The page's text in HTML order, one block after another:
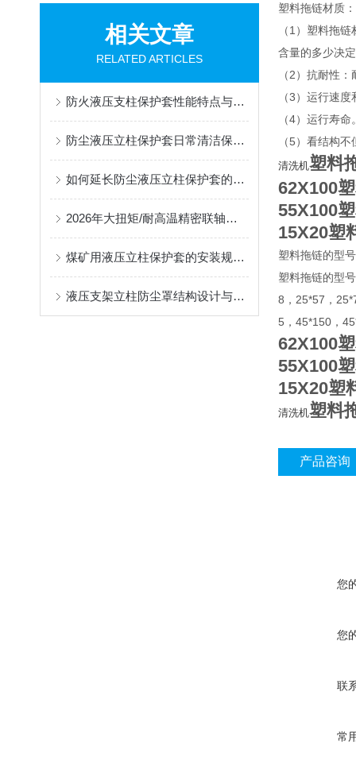
相关文章
RELATED ARTICLES
防火液压支柱保护套性能特点与阻燃防护应用
防尘液压立柱保护套日常清洁保养与更换规范
如何延长防尘液压立柱保护套的使用寿命？
2026年大扭矩/耐高温精密联轴器定制找哪家？能实现精准定制的优质厂家盘点
煤矿用液压立柱保护套的安装规范与使用寿命提升方案
液压支架立柱防尘罩结构设计与密封防护原理
塑料拖链材质：
（1）塑料拖
含量的多少决
（2）抗耐性
（3）运行速
（4）运行寿命
（5）看结构
清洗机塑料
62X100
55X100
15X20塑
塑料拖链的型
塑料拖链的型
8，25*57，
5，45*150，
62X100
55X100
15X20塑
清洗机塑料
产品咨询
您
您
联
常